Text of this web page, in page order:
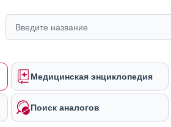
Медицинская энциклопедия
Поиск аналогов